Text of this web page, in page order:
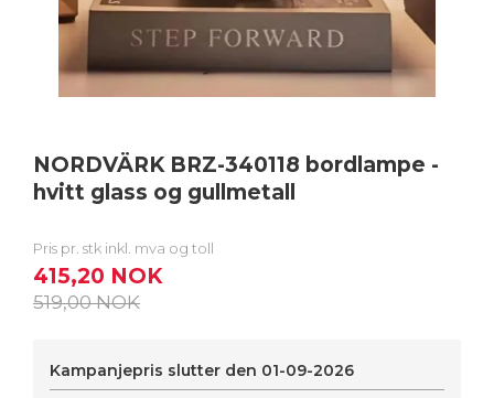
NORDVÄRK BRZ-340118 bordlampe -
hvitt glass og gullmetall
Pris pr. stk inkl. mva og toll
415,20 NOK
519,00 NOK
Kampanjepris slutter den 01-09-2026